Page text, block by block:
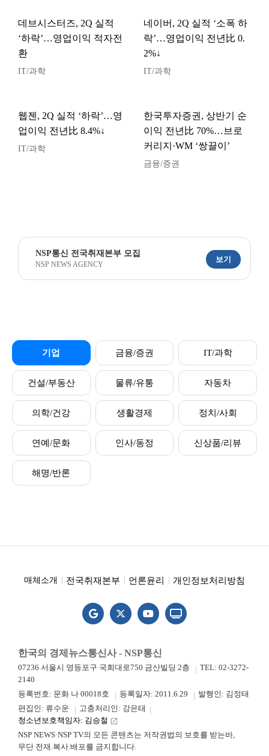
데브시스터즈, 2Q 실적
‘하락’…영업이익 적자전
환
IT/과학
네이버, 2Q 실적 ‘소폭 하
락’…영업이익 전년比 0.
2%↓
IT/과학
웹젠, 2Q 실적 ‘하락’…영
업이익 전년比 8.4%↓
IT/과학
한국투자증권, 상반기 순
이익 전년比 70%…브로
커리지·WM ‘쌍끌이’
금융/증권
NSP통신 전국취재본부 모집
NSP NEWS AGENCY
보기
기업 금융/증권 IT/과학
건설/부동산 물류/유통 자동차
의학/건강 생활경제 정치/사회
연예/문화 인사/동정 신상품/리뷰
해명/반론
매체소개 전국취재본부 언론윤리 개인정보처리방침
한국의 경제뉴스통신사 - NSP통신
07236 서울시 영등포구 국회대로750 금산빌딩 2층
TEL: 02-3272-
2140
등록번호: 문화 나 00018호
등록일자: 2011.6.29
발행인: 김정태
편집인: 류수운
고충처리인: 강은태
청소년보호책임자: 김승철 launch
NSP NEWS·NSP TV의 모든 콘텐츠는 저작권법의 보호를 받는바,
무단 전재.복사.배포를 금지합니다.